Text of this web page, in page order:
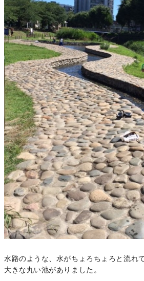
水路のような、水がちょろちょろと流れ
大きな丸い池がありました。